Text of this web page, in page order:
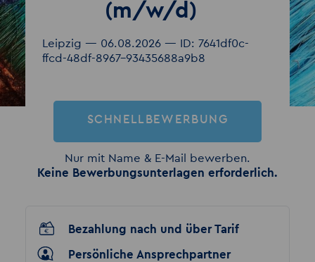
(m/w/d)
Leipzig — 06.08.2026 — ID: 7641df0c-
ffcd-48df-8967-93435688a9b8
SCHNELLBEWERBUNG
Nur mit Name & E-Mail bewerben.
Keine Bewerbungsunterlagen erforderlich.
Bezahlung nach und über Tarif
Persönliche Ansprechpartner